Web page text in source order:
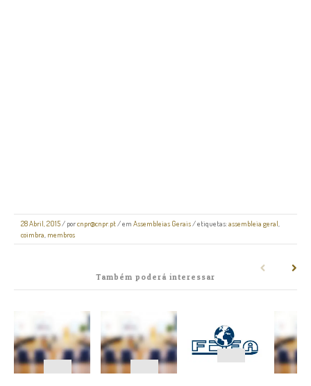
28 Abril, 2015/ porcnpr@cnpr.pt/ em Assembleias Gerais/ etiquetas:assembleia geral,
coimbra, membros
Também poderá interessar